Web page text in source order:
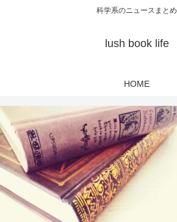
科学系のニュースまとめ
lush book life
HOME